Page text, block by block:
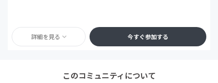
詳細を見る 今すぐ参加する
このコミュニティについて